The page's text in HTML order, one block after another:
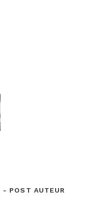
- POST AUTEUR